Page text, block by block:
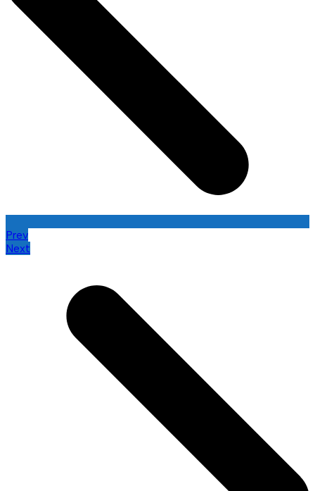
Prev
Next